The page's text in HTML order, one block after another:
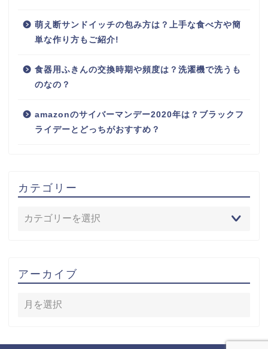
萌え断サンドイッチの包み方は？上手な食べ方や簡
単な作り方もご紹介!
食器用ふきんの交換時期や頻度は？洗濯機で洗うも
のなの？
amazonのサイバーマンデー2020年は？ブラックフ
ライデーとどっちがおすすめ？
カテゴリー
アーカイブ